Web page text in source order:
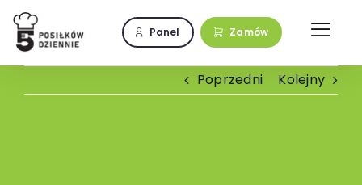
Przejdź
zawartości
Panel Zamów
Poprzedni Kolejny